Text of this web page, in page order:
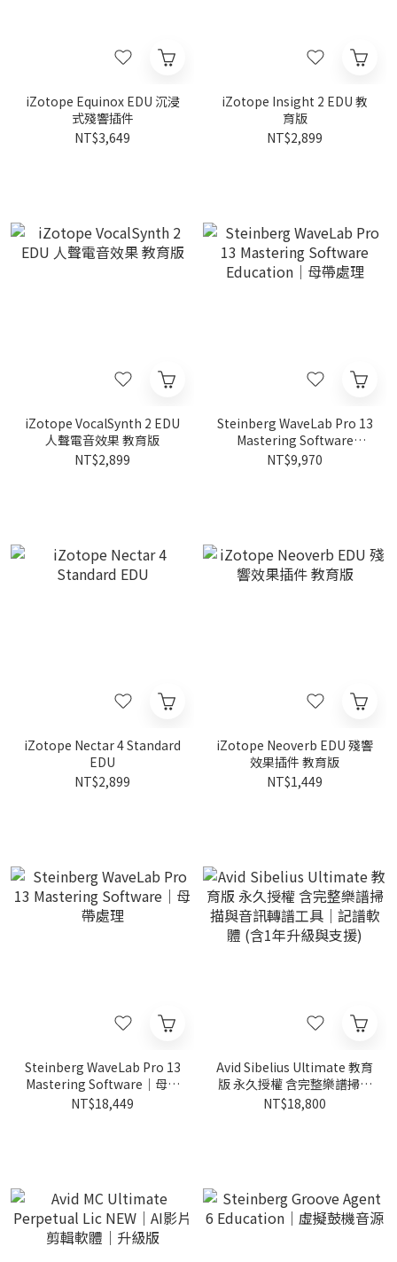
iZotope Equinox EDU 沉浸
式殘響插件
NT$3,649
iZotope Insight 2 EDU 教
育版
NT$2,899
iZotope VocalSynth 2 EDU
人聲電音效果 教育版
NT$2,899
Steinberg WaveLab Pro 13
Mastering Software
Education｜母帶處理
NT$9,970
iZotope Nectar 4 Standard
EDU
NT$2,899
iZotope Neoverb EDU 殘響
效果插件 教育版
NT$1,449
Steinberg WaveLab Pro 13
Mastering Software｜母帶
處理
NT$18,449
Avid Sibelius Ultimate 教育
版 永久授權 含完整樂譜掃描
與音訊轉譜工具｜記譜軟體
NT$18,800